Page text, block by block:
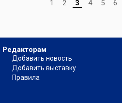
1 2 3 4 5 6
Редакторам
Добавить новость
Добавить выставку
Правила